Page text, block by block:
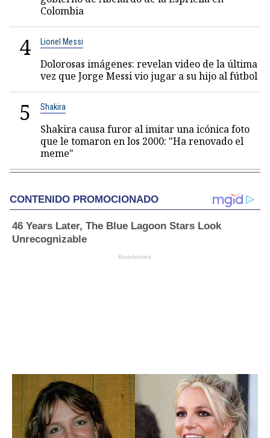
Colombia
4 Lionel Messi
Dolorosas imágenes: revelan video de la última
vez que Jorge Messi vio jugar a su hijo al fútbol
5 Shakira
Shakira causa furor al imitar una icónica foto
que le tomaron en los 2000: "Ha renovado el
meme"